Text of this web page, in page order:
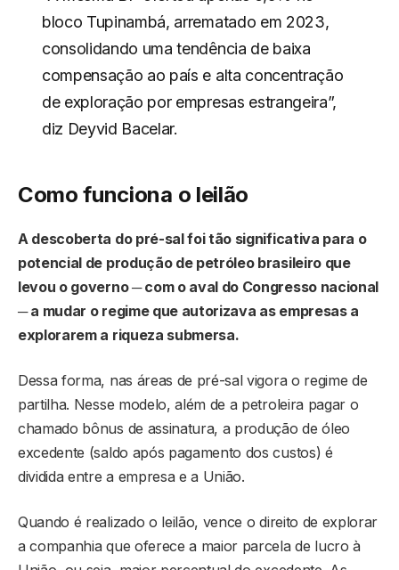
bloco Tupinambá, arrematado em 2023,
consolidando uma tendência de baixa
compensação ao país e alta concentração
de exploração por empresas estrangeira”,
diz Deyvid Bacelar.
Como funciona o leilão
A descoberta do pré-sal foi tão significativa para o
potencial de produção de petróleo brasileiro que
levou o governo ─ com o aval do Congresso nacional
─ a mudar o regime que autorizava as empresas a
explorarem a riqueza submersa.
Dessa forma, nas áreas de pré-sal vigora o regime de
partilha. Nesse modelo, além de a petroleira pagar o
chamado bônus de assinatura, a produção de óleo
excedente (saldo após pagamento dos custos) é
dividida entre a empresa e a União.
Quando é realizado o leilão, vence o direito de explorar
a companhia que oferece a maior parcela de lucro à